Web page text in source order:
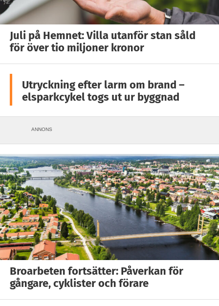
Juli på Hemnet: Villa utanför stan såld
för över tio miljoner kronor
Utryckning efter larm om brand –
elsparkcykel togs ut ur byggnad
ANNONS
Broarbeten fortsätter: Påverkan för
gångare, cyklister och förare